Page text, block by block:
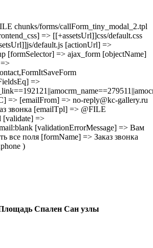
chunks/forms/callForm_tiny_modal_2.tpl
=> [[+assetsUrl]]css/default.css
default.js [actionUrl] =>
[formSelector] => ajax_form [objectName]
=>
=> [emailFrom] => no-reply@kc-gallery.ru
звонка [emailTpl] => @FILE
[validate] =>
[validationErrorMessage] => Вам
все поля [formName] => Заказ звонка
)
Спален Сан узлы